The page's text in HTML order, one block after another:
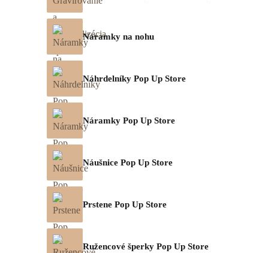
Náramky na nohu
Náhrdelníky Pop Up Store
Náramky Pop Up Store
Náušnice Pop Up Store
Prstene Pop Up Store
Ružencové šperky Pop Up Store